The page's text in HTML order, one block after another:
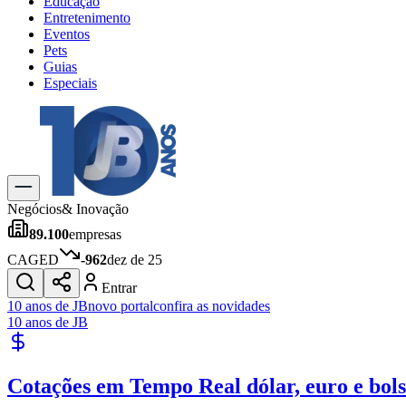
Entretenimento
Eventos
Pets
Guias
Especiais
Explore Tudo
Últimas Notícias
Previsão do Tempo
Trânsito e Rotas
Dia a Dia & Lazer
Gastronomia
Cinema & Shows
JogosNovo
Para Sua Empresa
Publicidade Legal
Negócios& Inovação
89.100empresas
CAGED
-962dez de 25
Entrar
10 anos de JBnovo portalconfira as novidades
10 anos de JB
Cotações em Tempo Real dólar, euro e